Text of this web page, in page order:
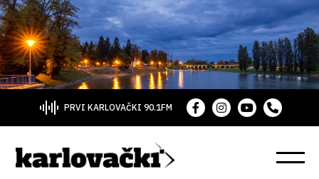
PRVI KARLOVAČKI 90.1FM